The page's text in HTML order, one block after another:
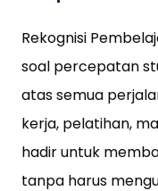
Rekognisi
soal percepatan
atas semua
kerja, pelatihan,
hadir untuk
tanpa harus